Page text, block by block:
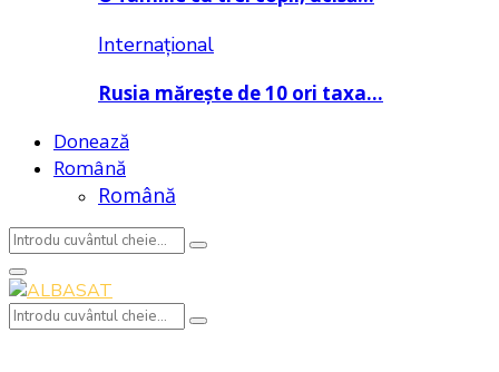
Internațional
Rusia mărește de 10 ori taxa…
Donează
Română
Română
Search
for:
Search
Primary
Menu
Search
Search